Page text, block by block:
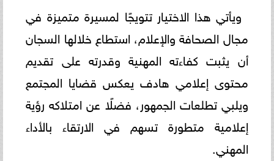
ويأتي هذا الاختيار تتويجًا لمسيرة متميزة في
مجال الصحافة والإعلام، استطاع خلالها السجان
أن يثبت كفاءته المهنية وقدرته على تقديم
محتوى إعلامي هادف يعكس قضايا المجتمع
ويلبي تطلعات الجمهور، فضلًا عن امتلاكه رؤية
إعلامية متطورة تسهم في الارتقاء بالأداء
المهني.